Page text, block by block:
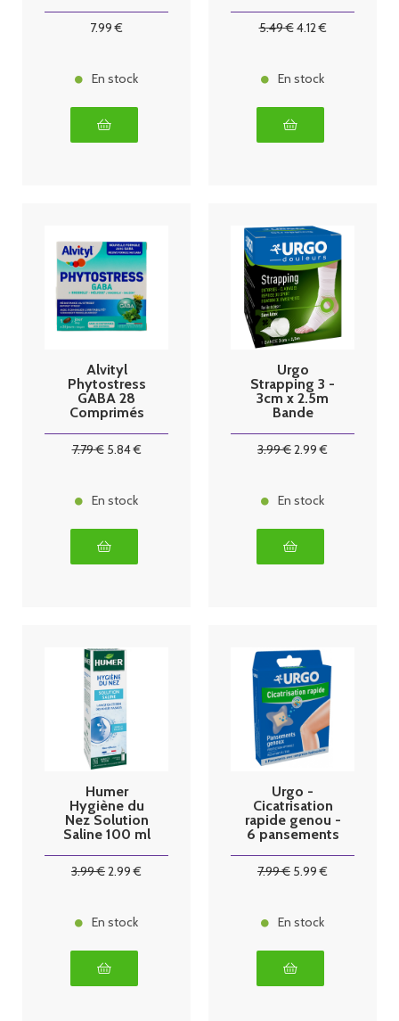
7.99 €
En stock
5.49€4.12€
En stock
Alvityl
Phytostress
GABA 28
Comprimés
7.79€ 5.84€
En stock
Urgo
Strapping 3 -
3cm x 2.5m
Bande
Tissée
3.99€2.99 €
En stock
Humer
Hygiène du
Nez Solution
Saline 100 ml
3.99€2.99 €
En stock
Urgo -
Cicatrisation
rapide genou -
6 pansements
7.99€ 5.99 €
En stock